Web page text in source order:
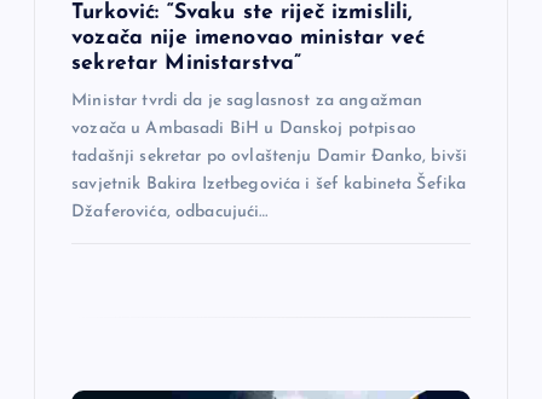
Turković: “Svaku ste riječ izmislili,
vozača nije imenovao ministar već
sekretar Ministarstva”
Ministar tvrdi da je saglasnost za angažman
vozača u Ambasadi BiH u Danskoj potpisao
tadašnji sekretar po ovlaštenju Damir Đanko, bivši
savjetnik Bakira Izetbegovića i šef kabineta Šefika
Džaferovića, odbacujući…